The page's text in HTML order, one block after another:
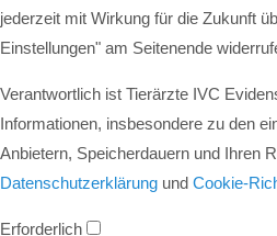
jederzeit mit Wirkung für die Zukunft
Einstellungen" am Seitenende
Verantwortlich ist Tierärzte IVC
Informationen, insbesondere zu den
Anbietern, Speicherdauern und Ihren
Datenschutzerklärung und Cookie-
Erforderlich